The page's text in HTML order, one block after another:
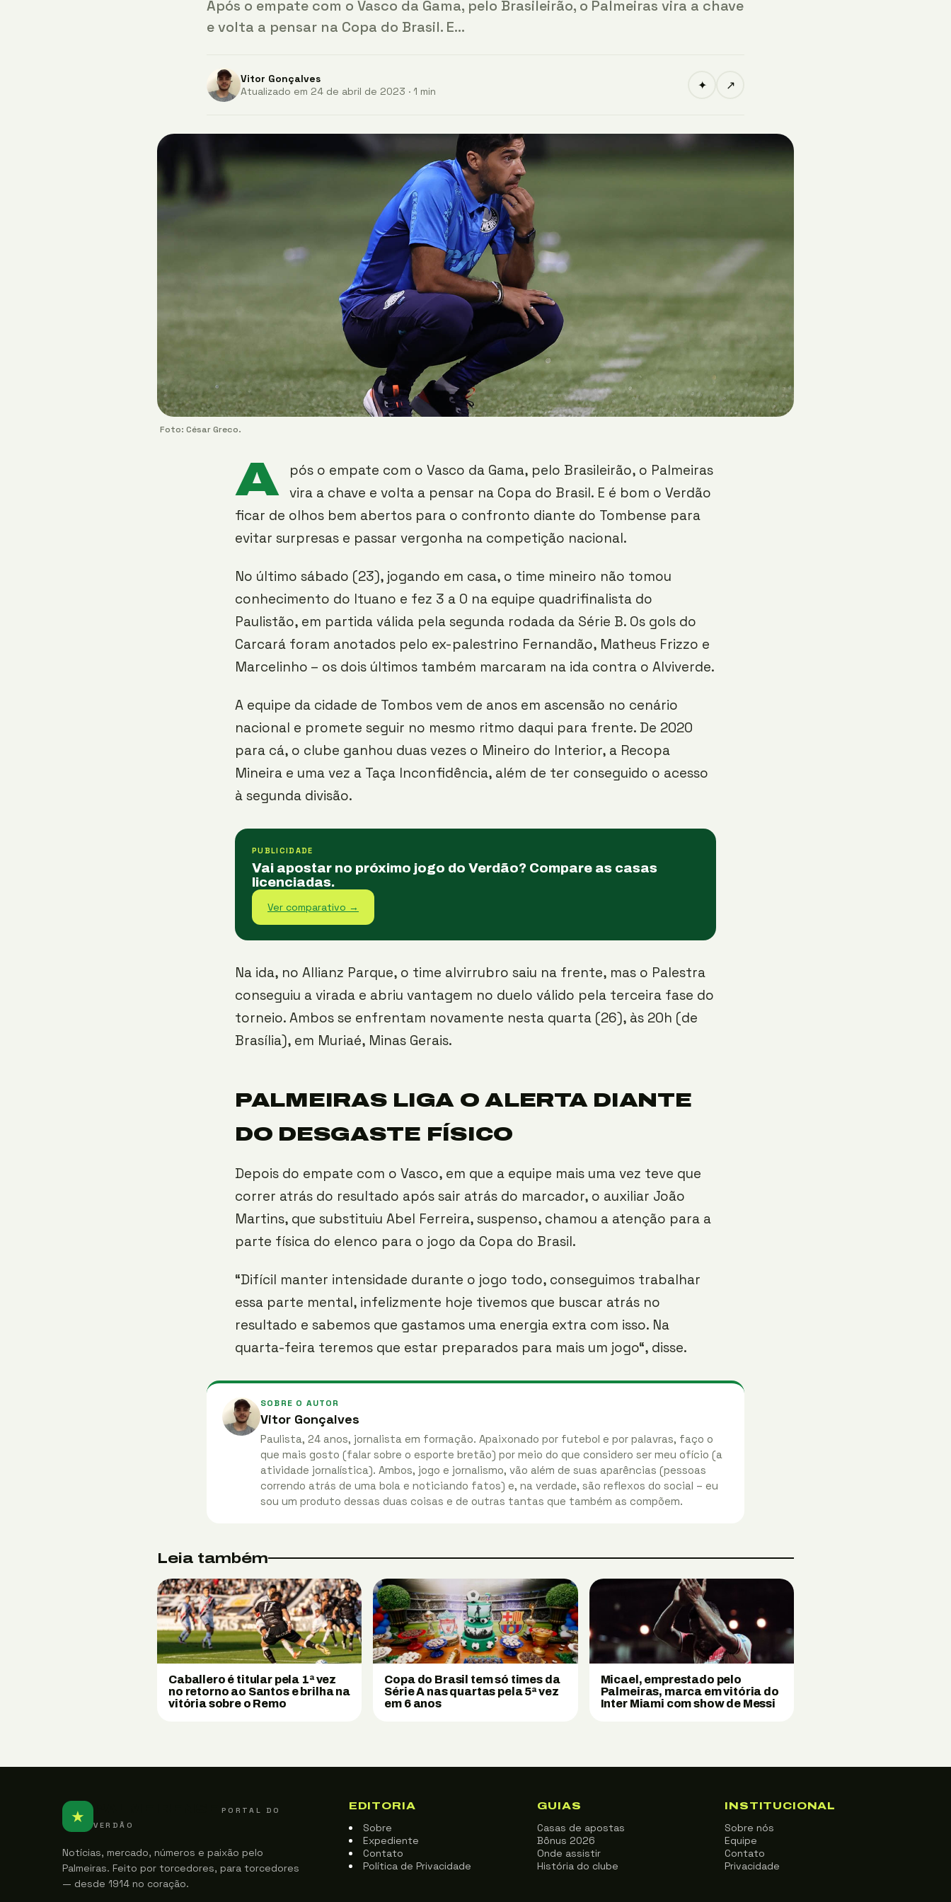
Após o empate com o Vasco da Gama, pelo Brasileirão, o Palmeiras vira a chave
e volta a pensar na Copa do Brasil. E…
Vitor Gonçalves
Atualizado em 24 de abril de 2023 · 1 min
✦ ↗
Foto: César Greco.
A
pós o empate com o Vasco da Gama, pelo Brasileirão, o Palmeiras
vira a chave e volta a pensar na Copa do Brasil. E é bom o Verdão
ficar de olhos bem abertos para o confronto diante do Tombense para
evitar surpresas e passar vergonha na competição nacional.
No último sábado (23), jogando em casa, o time mineiro não tomou
conhecimento do Ituano e fez 3 a 0 na equipe quadrifinalista do
Paulistão, em partida válida pela segunda rodada da Série B. Os gols do
Carcará foram anotados pelo ex-palestrino Fernandão, Matheus Frizzo e
Marcelinho – os dois últimos também marcaram na ida contra o Alviverde.
A equipe da cidade de Tombos vem de anos em ascensão no cenário
nacional e promete seguir no mesmo ritmo daqui para frente. De 2020
para cá, o clube ganhou duas vezes o Mineiro do Interior, a Recopa
Mineira e uma vez a Taça Inconfidência, além de ter conseguido o acesso
à segunda divisão.
PUBLICIDADE
Vai apostar no próximo jogo do Verdão? Compare as casas
licenciadas.
Ver comparativo →
Na ida, no Allianz Parque, o time alvirrubro saiu na frente, mas o Palestra
conseguiu a virada e abriu vantagem no duelo válido pela terceira fase do
torneio. Ambos se enfrentam novamente nesta quarta (26), às 20h (de
Brasília), em Muriaé, Minas Gerais.
PALMEIRAS LIGA O ALERTA DIANTE
DO DESGASTE FÍSICO
Depois do empate com o Vasco, em que a equipe mais uma vez teve que
correr atrás do resultado após sair atrás do marcador, o auxiliar João
Martins, que substituiu Abel Ferreira, suspenso, chamou a atenção para a
parte física do elenco para o jogo da Copa do Brasil.
“Difícil manter intensidade durante o jogo todo, conseguimos trabalhar
essa parte mental, infelizmente hoje tivemos que buscar atrás no
resultado e sabemos que gastamos uma energia extra com isso. Na
quarta-feira teremos que estar preparados para mais um jogo“, disse.
SOBRE O AUTOR
Vitor Gonçalves
Paulista, 24 anos, jornalista em formação. Apaixonado por futebol e por palavras, faço o
que mais gosto (falar sobre o esporte bretão) por meio do que considero ser meu ofício (a
atividade jornalística). Ambos, jogo e jornalismo, vão além de suas aparências (pessoas
correndo atrás de uma bola e noticiando fatos) e, na verdade, são reflexos do social – eu
sou um produto dessas duas coisas e de outras tantas que também as compõem.
Leia também
Caballero é titular pela 1ª vez
no retorno ao Santos e brilha na
vitória sobre o Remo
Copa do Brasil tem só times da
Série A nas quartas pela 5ª vez
em 6 anos
Micael, emprestado pelo
Palmeiras, marca em vitória do
Inter Miami com show de Messi
★
PORTAL DO
VERDÃO
Notícias, mercado, números e paixão pelo
Palmeiras. Feito por torcedores, para torcedores
— desde 1914 no coração.
EDITORIA
Sobre
Expediente
Contato
Política de Privacidade
GUIAS
Casas de apostas
Bônus 2026
Onde assistir
História do clube
INSTITUCIONAL
Sobre nós
Equipe
Contato
Privacidade